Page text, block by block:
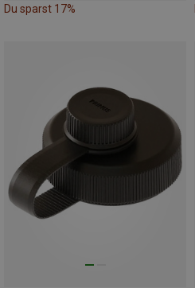
Du sparst 17%